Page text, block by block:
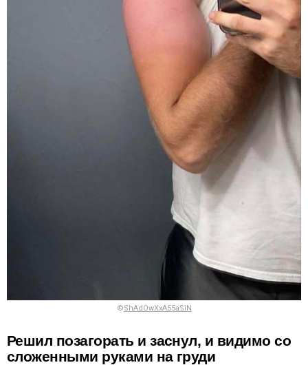
©ShAdOwXxA55aSiN
Решил позагорать и заснул, и видимо со
сложенными руками на груди